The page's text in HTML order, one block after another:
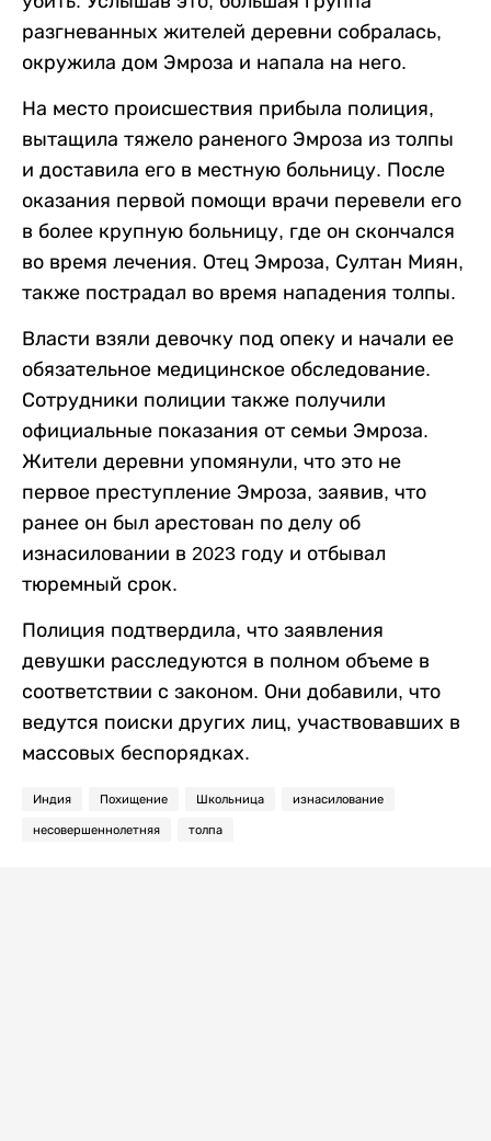
разгневанных жителей деревни собралась,
окружила дом Эмроза и напала на него.
На место происшествия прибыла полиция,
вытащила тяжело раненого Эмроза из толпы
и доставила его в местную больницу. После
оказания первой помощи врачи перевели его
в более крупную больницу, где он скончался
во время лечения. Отец Эмроза, Султан Миян,
также пострадал во время нападения толпы.
Власти взяли девочку под опеку и начали ее
обязательное медицинское обследование.
Сотрудники полиции также получили
официальные показания от семьи Эмроза.
Жители деревни упомянули, что это не
первое преступление Эмроза, заявив, что
ранее он был арестован по делу об
изнасиловании в 2023 году и отбывал
тюремный срок.
Полиция подтвердила, что заявления
девушки расследуются в полном объеме в
соответствии с законом. Они добавили, что
ведутся поиски других лиц, участвовавших в
массовых беспорядках.
Индия Похищение Школьница изнасилование
несовершеннолетняя толпа